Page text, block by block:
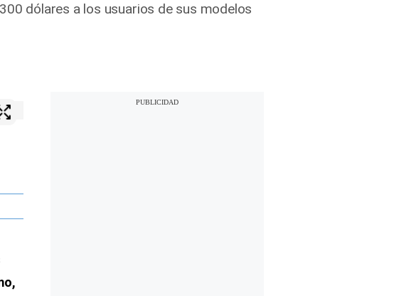
dólares a los usuarios de sus modelos